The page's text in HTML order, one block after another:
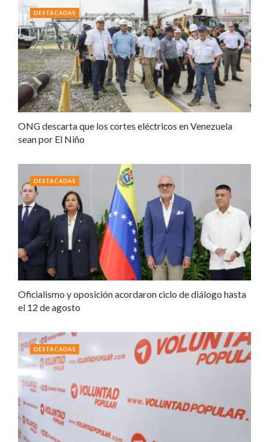
ONG descarta que los cortes eléctricos en Venezuela
sean por El Niño
DESTACADAS
Oficialismo y oposición acordaron ciclo de diálogo hasta
el 12 de agosto
DESTACADAS
DESTACADAS